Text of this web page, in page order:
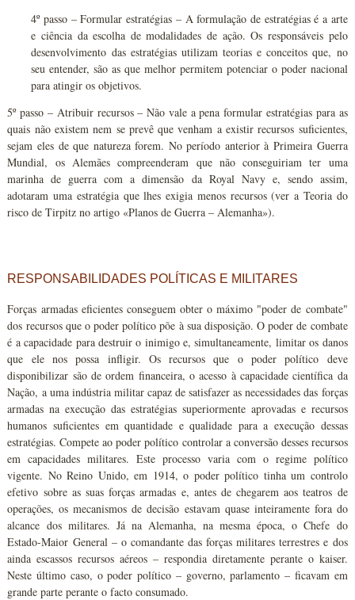
4º passo – Formular estratégias – A formulação de estratégias é a arte
e ciência da escolha de modalidades de ação. Os responsáveis pelo
desenvolvimento das estratégias utilizam teorias e conceitos que, no
seu entender, são as que melhor permitem potenciar o poder nacional
para atingir os objetivos.
5º passo – Atribuir recursos – Não vale a pena formular estratégias para as
quais não existem nem se prevê que venham a existir recursos suficientes,
sejam eles de que natureza forem. No período anterior à Primeira Guerra
Mundial, os Alemães compreenderam que não conseguiriam ter uma
marinha de guerra com a dimensão da Royal Navy e, sendo assim,
adotaram uma estratégia que lhes exigia menos recursos (ver a Teoria do
risco de Tirpitz no artigo «Planos de Guerra – Alemanha»).
RESPONSABILIDADES POLÍTICAS E MILITARES
Forças armadas eficientes conseguem obter o máximo "poder de combate"
dos recursos que o poder político põe à sua disposição. O poder de combate
é a capacidade para destruir o inimigo e, simultaneamente, limitar os danos
que ele nos possa infligir. Os recursos que o poder político deve
disponibilizar são de ordem financeira, o acesso à capacidade científica da
Nação, a uma indústria militar capaz de satisfazer as necessidades das forças
armadas na execução das estratégias superiormente aprovadas e recursos
humanos suficientes em quantidade e qualidade para a execução dessas
estratégias. Compete ao poder político controlar a conversão desses recursos
em capacidades militares. Este processo varia com o regime político
vigente. No Reino Unido, em 1914, o poder político tinha um controlo
efetivo sobre as suas forças armadas e, antes de chegarem aos teatros de
operações, os mecanismos de decisão estavam quase inteiramente fora do
alcance dos militares. Já na Alemanha, na mesma época, o Chefe do
Estado-Maior General – o comandante das forças militares terrestres e dos
ainda escassos recursos aéreos – respondia diretamente perante o kaiser.
Neste último caso, o poder político – governo, parlamento – ficavam em
grande parte perante o facto consumado.